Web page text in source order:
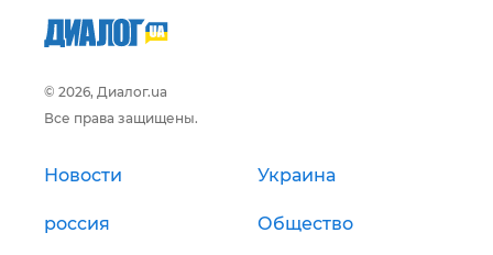
© 2026, Диалог.ua
Все права защищены.
Новости Украина
россия Общество